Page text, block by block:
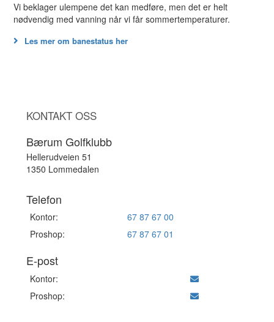
Vi beklager ulempene det kan medføre, men det er helt
nødvendig med vanning når vi får sommertemperaturer.
Les mer om banestatus her
KONTAKT OSS
Bærum Golfklubb
Hellerudveien 51
1350 Lommedalen
Telefon
Kontor:
67 87 67 00
Proshop:
67 87 67 01
E-post
Kontor:
Proshop: